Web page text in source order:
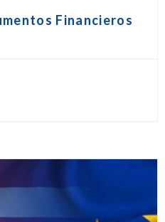
Financieros